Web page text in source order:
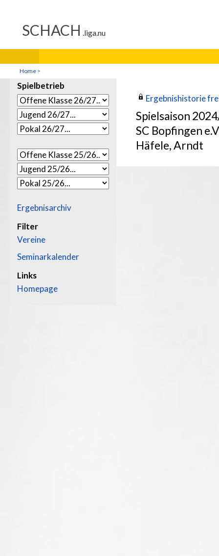
Home >
Spielbetrieb
Ergebnisarchiv
Filter
Vereine
Seminarkalender
Links
Homepage
Ergebnishistorie
Spielsaison
SC Bopfingen
Häfele, Arndt